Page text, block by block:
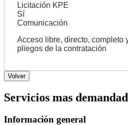
Licitación KPE
Sí
Comunicación
Acceso libre, directo, completo
pliegos de la contratación
Servicios mas
Información general